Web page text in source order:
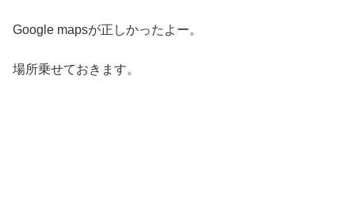
Google mapsが正しかったよー。
場所乗せておきます。